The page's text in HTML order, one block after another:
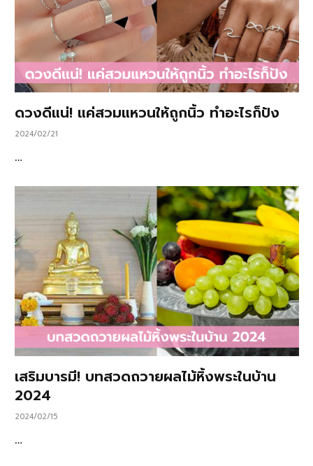
ดวงดีแน่! แค่สวมแหวนให้ถูกนิ้ว ทำอะไรก็ปัง
2024/02/21
…
เสริมบารมี! บทสวดถวายผลไม้หิ้งพระในบ้าน
2024
2024/02/15
…